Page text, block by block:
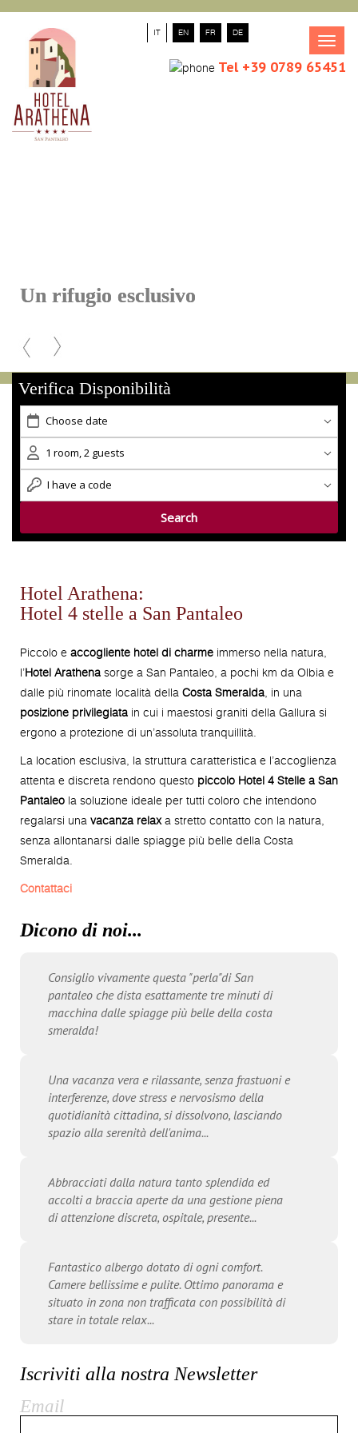
Un rifugio esclusivo
IT EN FR DE
Tel +39 0789 65451
Verifica Disponibilità
Hotel Arathena:
Hotel 4 stelle a San Pantaleo
Piccolo e accogliente hotel di charme immerso nella natura,
l’Hotel Arathena sorge a San Pantaleo, a pochi km da Olbia e
dalle più rinomate località della Costa Smeralda, in una
posizione privilegiata in cui i maestosi graniti della Gallura si
ergono a protezione di un’assoluta tranquillità.
La location esclusiva, la struttura caratteristica e l’accoglienza
attenta e discreta rendono questo piccolo Hotel 4 Stelle a San
Pantaleo la soluzione ideale per tutti coloro che intendono
regalarsi una vacanza relaxa stretto contatto con la natura,
senza allontanarsi dalle spiagge più belle della Costa
Smeralda.
Contattaci
Dicono di noi...
Consiglio vivamente questa "perla"di San
pantaleo che dista esattamente tre minuti di
macchina dalle spiagge più belle della costa
smeralda!
Una vacanza vera e rilassante, senza frastuoni e
interferenze, dove stress e nervosismo della
quotidianità cittadina, si dissolvono, lasciando
spazio alla serenità dell'anima...
Abbracciati dalla natura tanto splendida ed
accolti a braccia aperte da una gestione piena
di attenzione discreta, ospitale, presente...
Fantastico albergo dotato di ogni comfort.
Camere bellissime e pulite. Ottimo panorama e
situato in zona non trafficata con possibilità di
stare in totale relax...
Iscriviti alla nostra Newsletter
Email